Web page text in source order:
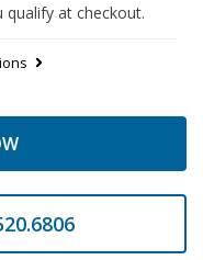
qualify at checkout.